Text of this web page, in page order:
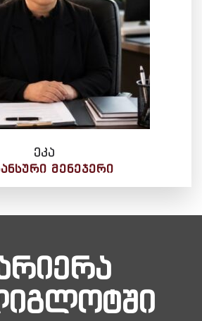
ეკა
ᲛᲔᲜᲔᲯᲔᲠᲘ